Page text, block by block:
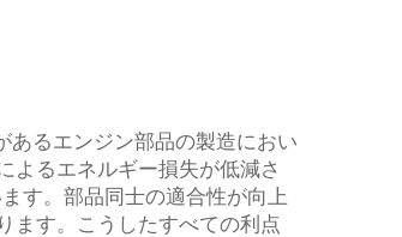
あるエンジン部品の製造におい
よるエネルギー損失が低減さ
す。部品同士の適合性が向上
ます。こうしたすべての利点